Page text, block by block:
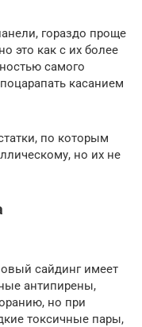
гораздо проще
это как с их более
самого
касанием
по которым
но их не
сайдинг имеет
антипирены,
но при
токсичные пары,